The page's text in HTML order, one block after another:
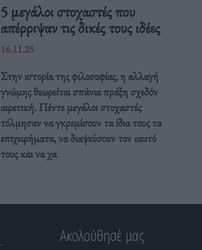
5 μεγάλοι στοχαστές που
απέρριψαν τις δικές τους ιδέες
16.11.25
Στην ιστορία της φιλοσοφίας, η αλλαγή
γνώμης θεωρείται σπάνια πράξη σχεδόν
αιρετική. Πέντε μεγάλοι στοχαστές
τόλμησαν να γκρεμίσουν τα ίδια τους τα
επιχειρήματα, να διαψεύσουν τον εαυτό
τους και να χα
Ακολούθησέ μας